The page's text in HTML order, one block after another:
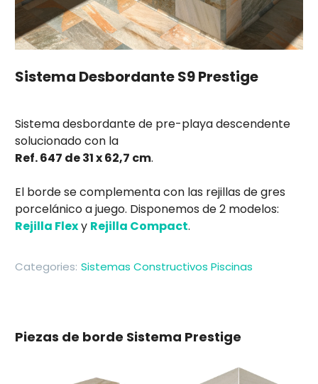
Sistema Desbordante S9 Prestige
Sistema desbordante de pre-playa descendente
solucionado con la
Ref. 647 de 31 x 62,7 cm.
El borde se complementa con las rejillas de gres
porcelánico a juego. Disponemos de 2 modelos:
Rejilla Flexy Rejilla Compact.
Categories: Sistemas Constructivos Piscinas
Piezas de borde Sistema Prestige